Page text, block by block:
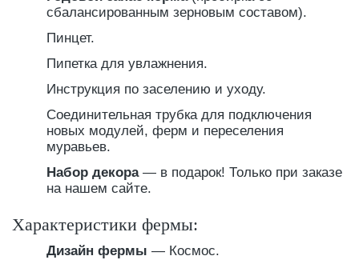
сбалансированным зерновым составом).
Пинцет.
Пипетка для увлажнения.
Инструкция по заселению и уходу.
Соединительная трубка для подключения
новых модулей, ферм и переселения
муравьев.
Набор декора— в подарок! Только при заказе
на нашем сайте.
Характеристики фермы:
Дизайн фермы — Космос.